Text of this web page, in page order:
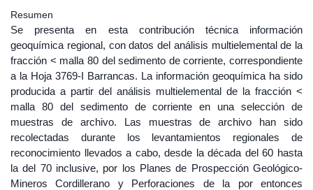
Resumen
Se presenta en esta contribución técnica información
geoquímica regional, con datos del análisis multielemental de la
fracción < malla 80 del sedimento de corriente, correspondiente
a la Hoja 3769-I Barrancas. La información geoquímica ha sido
producida a partir del análisis multielemental de la fracción <
malla 80 del sedimento de corriente en una selección de
muestras de archivo. Las muestras de archivo han sido
recolectadas durante los levantamientos regionales de
reconocimiento llevados a cabo, desde la década del 60 hasta
la del 70 inclusive, por los Planes de Prospección Geológico-
Mineros Cordillerano y Perforaciones de la por entonces